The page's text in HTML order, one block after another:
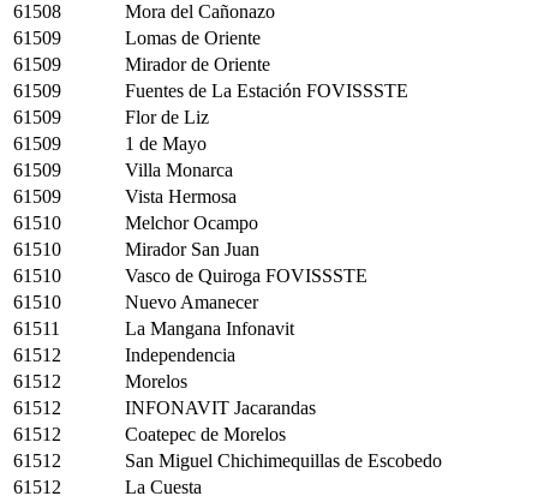
61508
Mora del Cañonazo
61509
Lomas de Oriente
61509
Mirador de Oriente
61509
Fuentes de La Estación FOVISSSTE
61509
Flor de Liz
61509
1 de Mayo
61509
Villa Monarca
61509
Vista Hermosa
61510
Melchor Ocampo
61510
Mirador San Juan
61510
Vasco de Quiroga FOVISSSTE
61510
Nuevo Amanecer
61511
La Mangana Infonavit
61512
Independencia
61512
Morelos
61512
INFONAVIT Jacarandas
61512
Coatepec de Morelos
61512
San Miguel Chichimequillas de Escobedo
61512
La Cuesta